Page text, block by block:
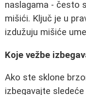
naslagama - često
mišići. Ključ je u
izdužuju mišiće
Koje vežbe
Ako ste sklone
izbegavajte sledeće